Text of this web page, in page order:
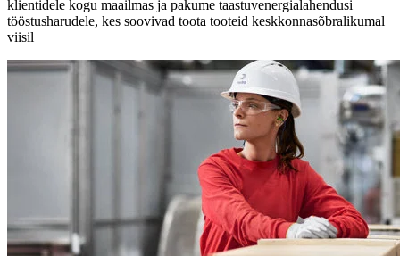
klientidele kogu maailmas ja pakume taastuvenergialahendusi
tööstusharudele, kes soovivad toota tooteid keskkonnasõbralikumal
viisil